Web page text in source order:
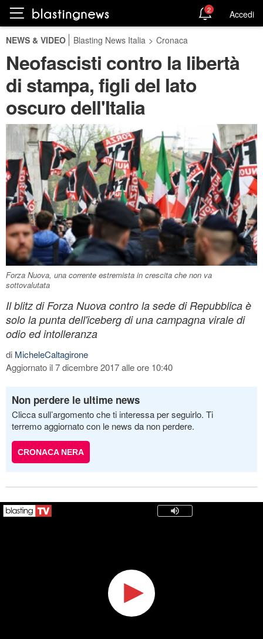
2 Accedi
NEWS & VIDEO Blasting News Italia > Cronaca
Neofascisti contro la libertà
di stampa, figli del lato
oscuro dell'Italia
Forza Nuova, una corrente estremista in crescita che non va
sottovalutata
Il blitz di Forza Nuova contro la sede di Repubblica è
solo la punta dell'iceberg di una campagna virale di
odio ed intolleranza
di MicheleCaltagirone
Aggiornato il 7 dicembre 2017 alle ore 10:40
Non perdere le ultime news
Clicca sull’argomento che ti interessa per seguirlo. Ti
terremo aggiornato con le news da non perdere.
CRONACA NERA